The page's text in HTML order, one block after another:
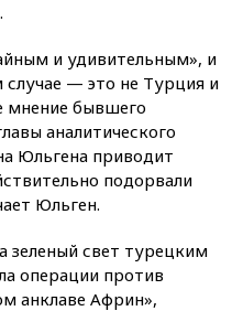
и удивительным», и
случае — это не Турция и
мнение бывшего
аналитического
Юльгена приводит
подорвали
Юльген.
зеленый свет турецким
операции против
анклаве Африн»,